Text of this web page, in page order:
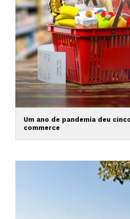
Um ano de pandemia deu
commerce